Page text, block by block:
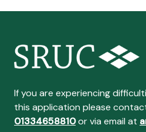
If you are experiencing
this application please
01334658810or via email at